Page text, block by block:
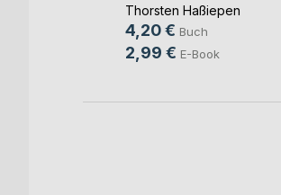
Thorsten Haßiepen
4,20 € Buch
2,99 € E-Book